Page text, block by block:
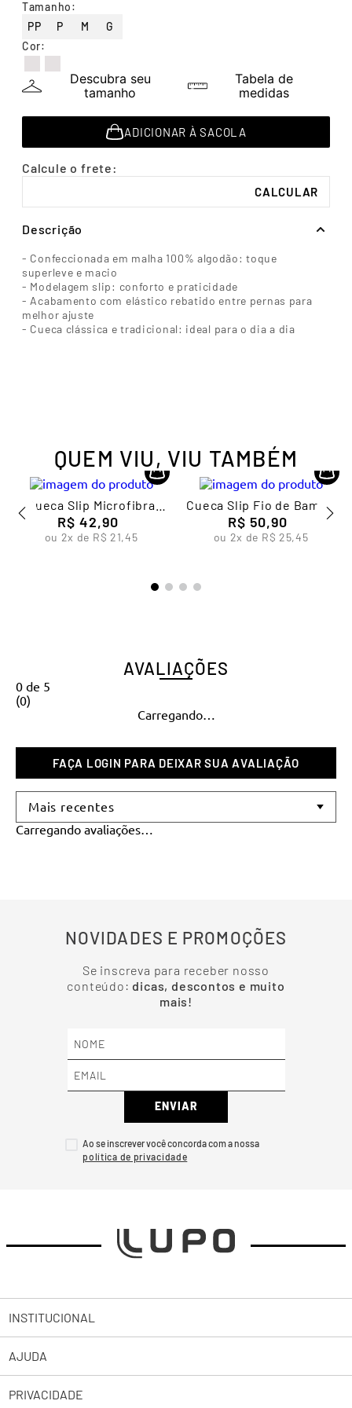
Cor:
Tamanho:
PP
P M G
Descubra seu
tamanho
Tabela de
medidas
ADICIONAR À SACOLA
Descrição
- Confeccionada em malha 100% algodão: toque
superleve e macio
- Modelagem slip: conforto e praticidade
- Acabamento com elástico rebatido entre pernas para
melhor ajuste
- Cueca clássica e tradicional: ideal para o dia a dia
QUEM VIU, VIU TAMBÉM
Cueca Slip Microfibra
Masculina Lupo
R$ 42,90
ou 2x de R$ 21,45
Cueca Slip Fio de Bambu
Masculina Lupo
R$ 50,90
ou 2x de R$ 25,45
AVALIAÇÕES
0 de 5
(0)
Carregando…
Mais recentes
Carregando avaliações…
NOVIDADES E PROMOÇÕES
Se inscreva para receber nosso
conteúdo: dicas, descontos e muito
mais!
ENVIAR
Ao se inscrever você concorda com a nossa
INSTITUCIONAL
Sobre a Lupo
Trabalhe Conosco
AJUDA
Abrir uma Solicitação
PRIVACIDADE
10º meia masculina